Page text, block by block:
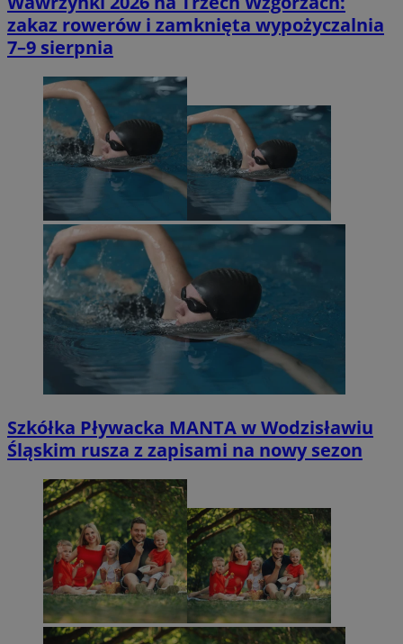
zakaz rowerów i zamknięta wypożyczalnia
7–9 sierpnia
Szkółka Pływacka MANTA w Wodzisławiu
Śląskim rusza z zapisami na nowy sezon